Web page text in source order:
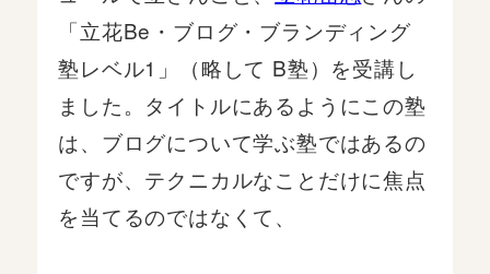
「立花Be・ブログ・ブランディング
塾レベル1」（略して B塾）を受講し
ました。タイトルにあるようにこの塾
は、ブログについて学ぶ塾ではあるの
ですが、テクニカルなことだけに焦点
を当てるのではなくて、